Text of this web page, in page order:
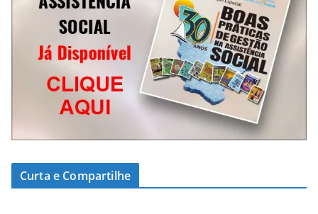
Curta e Compartilhe